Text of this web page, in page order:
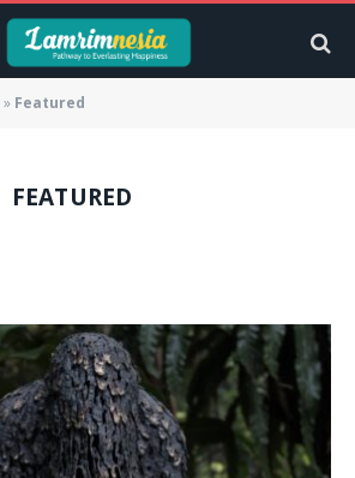
» Featured
FEATURED